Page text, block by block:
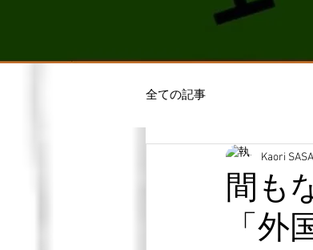
全ての記事
間も
「
Kaori